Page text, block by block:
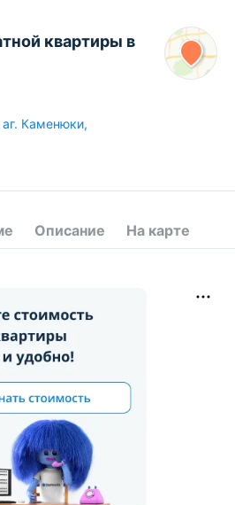
квартиры в
аг. Каменюки,
Описание На карте